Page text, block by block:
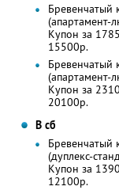
Бревенчатый
(апартамент-
Купон за
15500р.
(апартамент-
Купон за
20100р.
В сб
(дуплекс-
Купон за
12100р.